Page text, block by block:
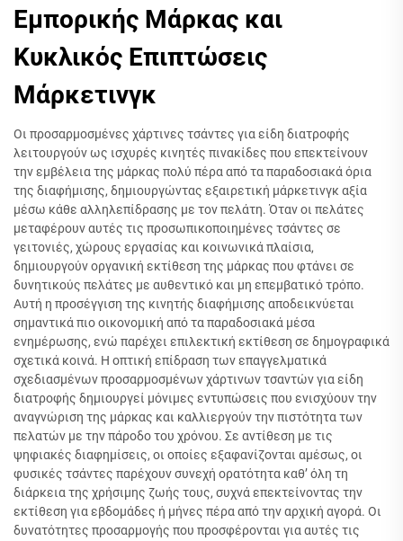
Εμπορικής Μάρκας και
Κυκλικός Επιπτώσεις
Μάρκετινγκ
Οι προσαρμοσμένες χάρτινες τσάντες για είδη διατροφής
λειτουργούν ως ισχυρές κινητές πινακίδες που επεκτείνουν
την εμβέλεια της μάρκας πολύ πέρα από τα παραδοσιακά όρια
της διαφήμισης, δημιουργώντας εξαιρετική μάρκετινγκ αξία
μέσω κάθε αλληλεπίδρασης με τον πελάτη. Όταν οι πελάτες
μεταφέρουν αυτές τις προσωπικοποιημένες τσάντες σε
γειτονιές, χώρους εργασίας και κοινωνικά πλαίσια,
δημιουργούν οργανική εκτίθεση της μάρκας που φτάνει σε
δυνητικούς πελάτες με αυθεντικό και μη επεμβατικό τρόπο.
Αυτή η προσέγγιση της κινητής διαφήμισης αποδεικνύεται
σημαντικά πιο οικονομική από τα παραδοσιακά μέσα
ενημέρωσης, ενώ παρέχει επιλεκτική εκτίθεση σε δημογραφικά
σχετικά κοινά. Η οπτική επίδραση των επαγγελματικά
σχεδιασμένων προσαρμοσμένων χάρτινων τσαντών για είδη
διατροφής δημιουργεί μόνιμες εντυπώσεις που ενισχύουν την
αναγνώριση της μάρκας και καλλιεργούν την πιστότητα των
πελατών με την πάροδο του χρόνου. Σε αντίθεση με τις
ψηφιακές διαφημίσεις, οι οποίες εξαφανίζονται αμέσως, οι
φυσικές τσάντες παρέχουν συνεχή ορατότητα καθ’ όλη τη
διάρκεια της χρήσιμης ζωής τους, συχνά επεκτείνοντας την
εκτίθεση για εβδομάδες ή μήνες πέρα από την αρχική αγορά. Οι
δυνατότητες προσαρμογής που προσφέρονται για αυτές τις